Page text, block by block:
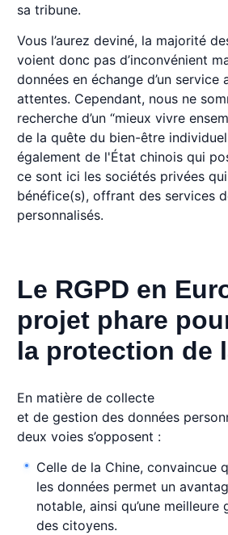
sa tribune.
Vous l’aurez deviné, la majorité
voient donc pas d’inconvénient
données en échange d’un service
attentes. Cependant, nous ne
recherche d’un “mieux vivre
de la quête du bien-être
également de l'État chinois qui
ce sont ici les sociétés privées
bénéfice(s), offrant des services
personnalisés.
Le RGPD en
projet phare
la protection de
En matière de collecte
et de gestion des données
deux voies s’opposent :
Celle de la Chine, convaincue
les données permet un
notable, ainsi qu’une
des citoyens.